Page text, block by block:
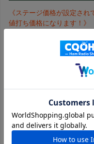
《ステージ価格が設定さ
値打ち価格になります！》
MA-721 コメット
型144/430MHzア